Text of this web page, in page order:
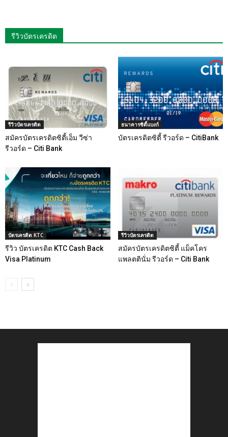
รีวิวบัตรเครดิต
รีวิวบัตรเครดิต
สมัครบัตรเครดิตซิตี้เอ็ม วีซ่า
รีวอร์ด – Citi Bank
ธนาคารซิตี้แบงก์
บัตรเครดิตซิตี้ รีวอร์ด – CitiBank
บัตรเครดิต KTC
รีวิว บัตรเครดิต KTC Cash Back
Visa Platinum
รีวิวบัตรเครดิต
สมัครบัตรเครดิตซิตี้ แม็คโคร
แพลตตินั่ม รีวอร์ด – Citi Bank